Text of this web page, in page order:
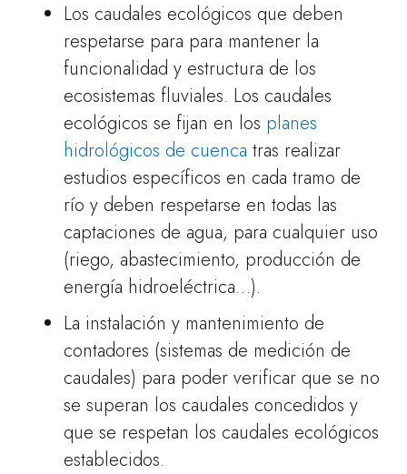
Los caudales ecológicos que deben
respetarse para para mantener la
funcionalidad y estructura de los
ecosistemas fluviales. Los caudales
ecológicos se fijan en los planes
hidrológicos de cuenca tras realizar
estudios específicos en cada tramo de
río y deben respetarse en todas las
captaciones de agua, para cualquier uso
(riego, abastecimiento, producción de
energía hidroeléctrica…).
La instalación y mantenimiento de
contadores (sistemas de medición de
caudales) para poder verificar que se no
se superan los caudales concedidos y
que se respetan los caudales ecológicos
establecidos.